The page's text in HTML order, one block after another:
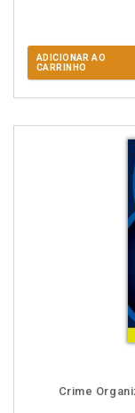
ADICIONAR AO
CARRINHO
Crime